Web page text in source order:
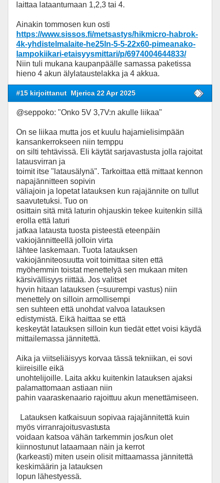
laittaa lataantumaan 1,2,3 tai 4.
Ainakin tommosen kun osti
https://www.sissos.fi/metsastys/hikmicro-habrok-
4k-yhdistelmalaite-he25ln-5-5-22x60-pimeanako-
lampokiikari-etaisyysmittari/p/6974004644833/
Niin tuli mukana kaupanpäälle samassa paketissa
hieno 4 akun älylataustelakka ja 4 akkua.
#15 kirjoittanut Mjerica 22 Apr 2025
@seppoko: "Onko 5V 3,7V:n akulle liikaa"
On se liikaa mutta jos et kuulu hajamielisimpään
kansankerrokseen niin temppu
on silti tehtävissä. Eli käytät sarjavastusta jolla rajoitat
latausvirran ja
toimit itse "latausälynä". Tarkoittaa että mittaat kennon
napajännitteen sopivin
väliajoin ja lopetat latauksen kun rajajännite on tullut
saavutetuksi. Tuo on
osittain sitä mitä laturin ohjauskin tekee kuitenkin sillä
erolla että laturi
jatkaa latausta tuosta pisteestä eteenpäin
vakiojännitteellä jolloin virta
lähtee laskemaan. Tuota latauksen
vakiojänniteosuutta voit toimittaa siten että
myöhemmin toistat menettelyä sen mukaan miten
kärsivällisyys riittää. Jos valitset
hyvin hitaan latauksen (=suurempi vastus) niin
menettely on silloin armollisempi
sen suhteen että unohdat valvoa latauksen
edistymistä. Eikä haittaa se että
keskeytät latauksen silloin kun tiedät ettet voisi käydä
mittailemassa jännitettä.
Aika ja viitseliäisyys korvaa tässä tekniikan, ei sovi
kiireisille eikä
unohtelijoille. Laita akku kuitenkin latauksen ajaksi
palamattomaan astiaan niin
pahin vaaraskenaario rajoittuu akun menettämiseen.
Latauksen katkaisuun sopivaa rajajännitettä kuin
myös virranrajoitusvastusta
voidaan katsoa vähän tarkemmin jos/kun olet
kiinnostunut lataamaan näin ja kerrot
(karkeasti) miten usein olisit mittaamassa jännitettä
keskimäärin ja latauksen
lopun lähestyessä.